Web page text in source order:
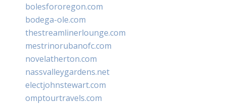
bolesfororegon.com
bodega-ole.com
thestreamlinerlounge.com
mestrinorubanofc.com
novelatherton.com
nassvalleygardens.net
electjohnstewart.com
omptourtravels.com